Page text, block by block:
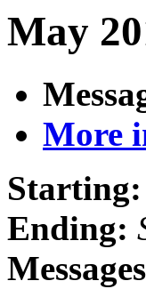
May
More
Starting:
Ending: